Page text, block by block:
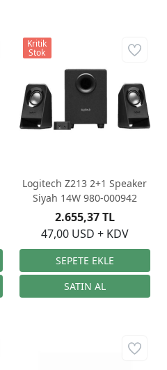
Logitech Z213 2+1 Speaker
Siyah 14W 980-000942
47,00 USD + KDV
2.655,37 TL
Kritik
Stok